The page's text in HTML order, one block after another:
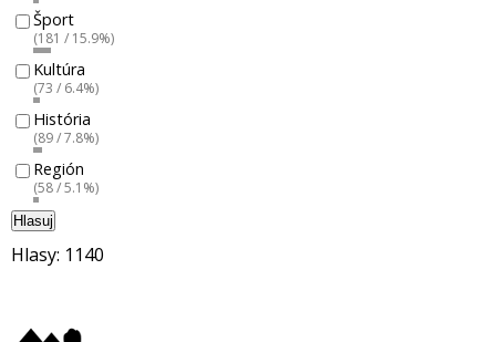
Šport
(181 / 15.9%)
Kultúra
(73 / 6.4%)
História
(89 / 7.8%)
Región
(58 / 5.1%)
Hlasuj
Hlasy: 1140